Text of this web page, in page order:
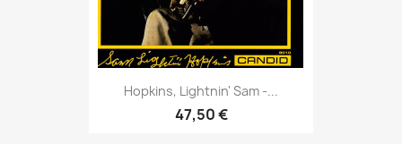
Hopkins, Lightnin' Sam -...
47,50 €